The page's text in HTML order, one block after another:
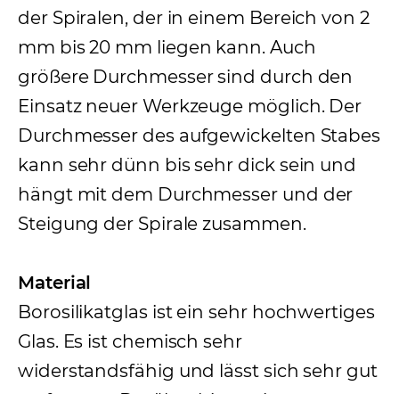
der Spiralen, der in einem Bereich von 2
mm bis 20 mm liegen kann. Auch
größere Durchmesser sind durch den
Einsatz neuer Werkzeuge möglich. Der
Durchmesser des aufgewickelten Stabes
kann sehr dünn bis sehr dick sein und
hängt mit dem Durchmesser und der
Steigung der Spirale zusammen.
Material
Borosilikatglas ist ein sehr hochwertiges
Glas. Es ist chemisch sehr
widerstandsfähig und lässt sich sehr gut